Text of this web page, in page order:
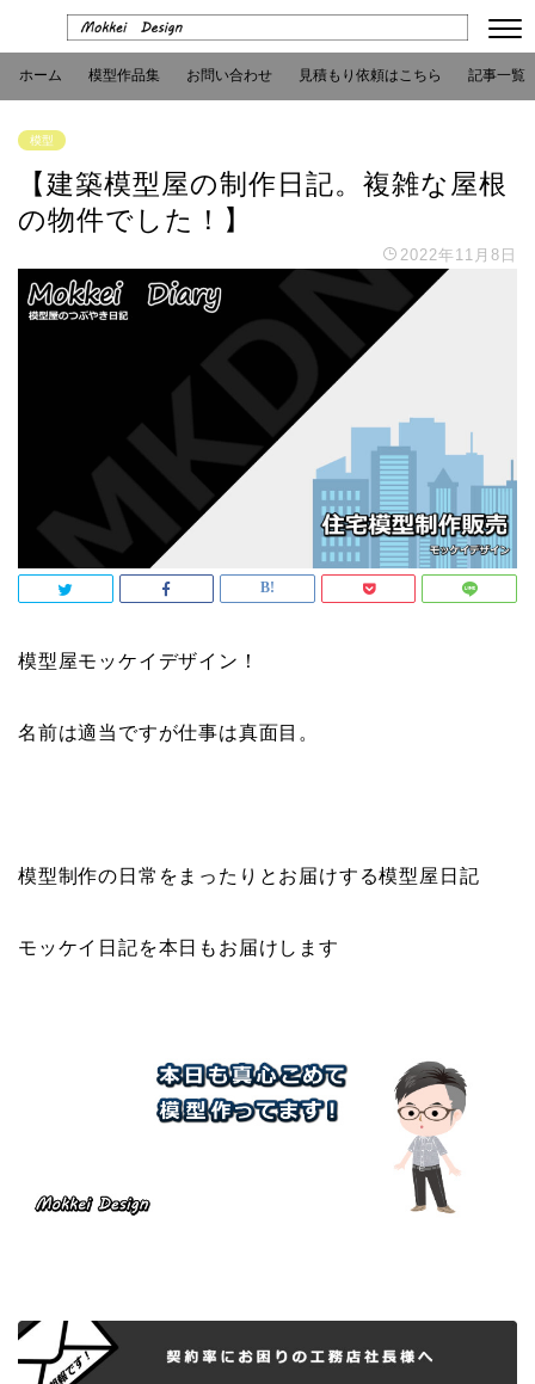
ホーム 模型作品集 お問い合わせ 見積もり依頼はこちら 記事一覧
模型
【建築模型屋の制作日記。複雑な屋根
の物件でした！】
2022年11月8日
模型屋モッケイデザイン！
名前は適当ですが仕事は真面目。
模型制作の日常をまったりとお届けする模型屋日記
モッケイ日記を本日もお届けします